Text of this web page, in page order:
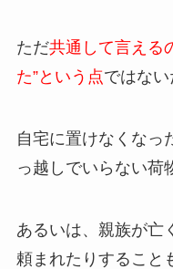
ただ共通して言える
た”という点ではない
自宅に置けなくなっ
っ越しでいらない荷
あるいは、親族が亡
頼まれたりすること